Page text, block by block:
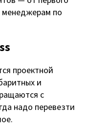
менеджерам по
проектной
и
с
надо перевезти